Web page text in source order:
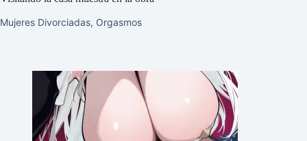
Mujeres Divorciadas, Orgasmos